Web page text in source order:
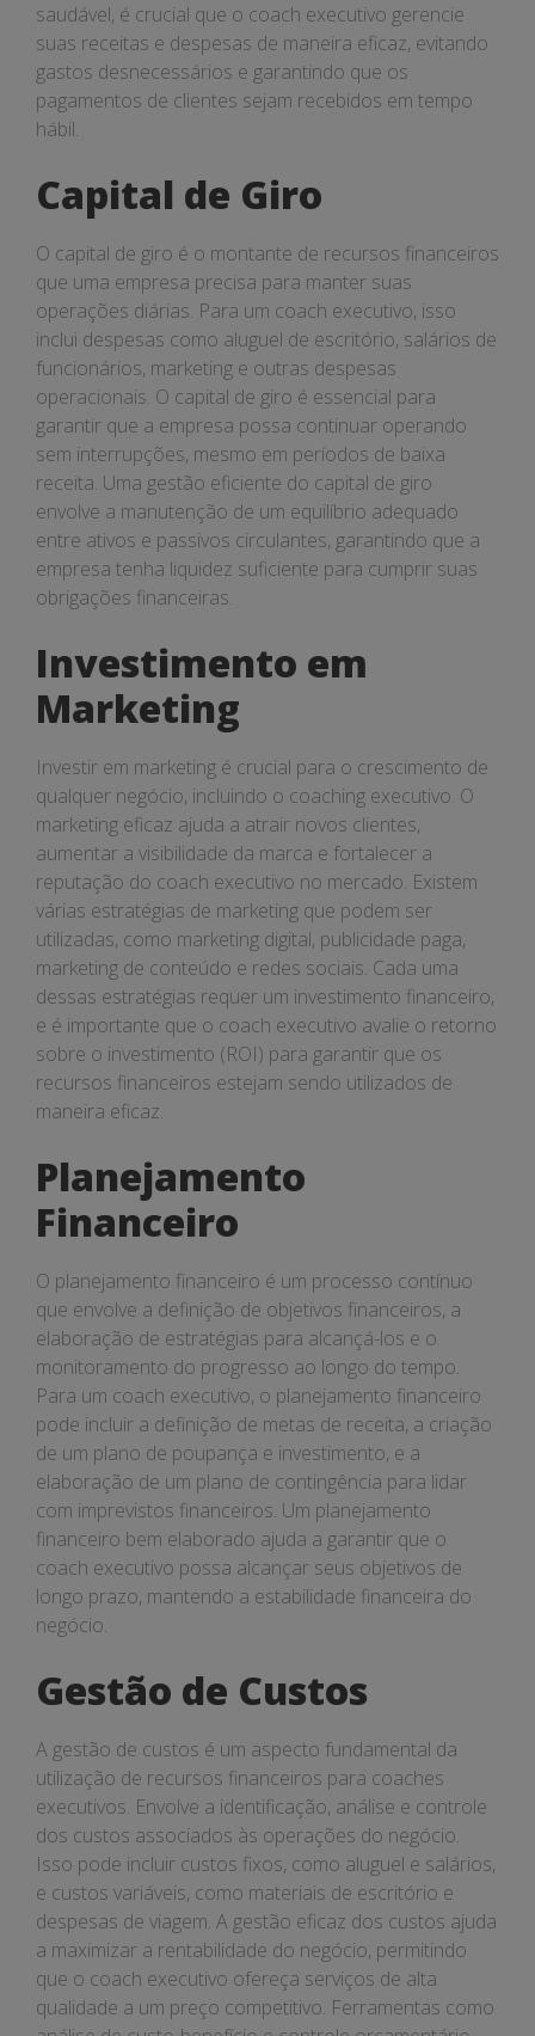
saudável, é crucial que o coach executivo gerencie
suas receitas e despesas de maneira eficaz, evitando
gastos desnecessários e garantindo que os
pagamentos de clientes sejam recebidos em tempo
hábil.
Capital de Giro
O capital de giro é o montante de recursos financeiros
que uma empresa precisa para manter suas
operações diárias. Para um coach executivo, isso
inclui despesas como aluguel de escritório, salários de
funcionários, marketing e outras despesas
operacionais. O capital de giro é essencial para
garantir que a empresa possa continuar operando
sem interrupções, mesmo em períodos de baixa
receita. Uma gestão eficiente do capital de giro
envolve a manutenção de um equilíbrio adequado
entre ativos e passivos circulantes, garantindo que a
empresa tenha liquidez suficiente para cumprir suas
obrigações financeiras.
Investimento em
Marketing
Investir em marketing é crucial para o crescimento de
qualquer negócio, incluindo o coaching executivo. O
marketing eficaz ajuda a atrair novos clientes,
aumentar a visibilidade da marca e fortalecer a
reputação do coach executivo no mercado. Existem
várias estratégias de marketing que podem ser
utilizadas, como marketing digital, publicidade paga,
marketing de conteúdo e redes sociais. Cada uma
dessas estratégias requer um investimento financeiro,
e é importante que o coach executivo avalie o retorno
sobre o investimento (ROI) para garantir que os
recursos financeiros estejam sendo utilizados de
maneira eficaz.
Planejamento
Financeiro
O planejamento financeiro é um processo contínuo
que envolve a definição de objetivos financeiros, a
elaboração de estratégias para alcançá-los e o
monitoramento do progresso ao longo do tempo.
Para um coach executivo, o planejamento financeiro
pode incluir a definição de metas de receita, a criação
de um plano de poupança e investimento, e a
elaboração de um plano de contingência para lidar
com imprevistos financeiros. Um planejamento
financeiro bem elaborado ajuda a garantir que o
coach executivo possa alcançar seus objetivos de
longo prazo, mantendo a estabilidade financeira do
negócio.
Gestão de Custos
A gestão de custos é um aspecto fundamental da
utilização de recursos financeiros para coaches
executivos. Envolve a identificação, análise e controle
dos custos associados às operações do negócio.
Isso pode incluir custos fixos, como aluguel e salários,
e custos variáveis, como materiais de escritório e
despesas de viagem. A gestão eficaz dos custos ajuda
a maximizar a rentabilidade do negócio, permitindo
que o coach executivo ofereça serviços de alta
qualidade a um preço competitivo. Ferramentas como